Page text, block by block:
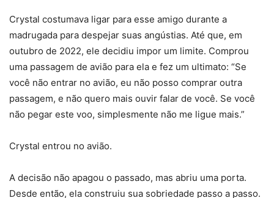
Crystal costumava ligar para esse amigo durante a
madrugada para despejar suas angústias. Até que, em
outubro de 2022, ele decidiu impor um limite. Comprou
uma passagem de avião para ela e fez um ultimato: “Se
você não entrar no avião, eu não posso comprar outra
passagem, e não quero mais ouvir falar de você. Se você
não pegar este voo, simplesmente não me ligue mais.”
Crystal entrou no avião.
A decisão não apagou o passado, mas abriu uma porta.
Desde então, ela construiu sua sobriedade passo a passo.